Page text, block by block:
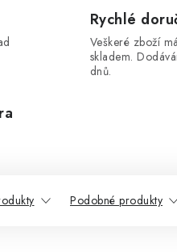
Rychlé
Veškeré zboží
skladem.
dnů.
Podobné produkty